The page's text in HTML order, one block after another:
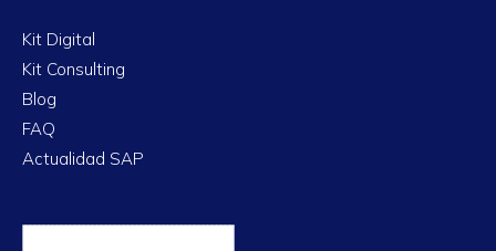
Kit Digital
Kit Consulting
Blog
FAQ
Actualidad SAP